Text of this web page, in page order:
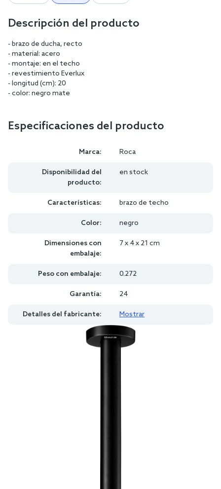
Descripción del producto
- brazo de ducha, recto
- material: acero
- montaje: en el techo
- revestimiento Everlux
- longitud (cm): 20
- color: negro mate
Especificaciones del producto
Marca: Roca
Disponibilidad del
producto:
en stock
Características: brazo de techo
Color: negro
Dimensiones con
embalaje:
7 x 4 x 21 cm
Peso con embalaje: 0.272
Garantía: 24
Detalles del fabricante: Mostrar